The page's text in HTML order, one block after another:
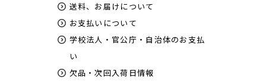
送料、お届けについて
お支払いについて
学校法人・官公庁・自治体のお支払
い
欠品・次回入荷日情報